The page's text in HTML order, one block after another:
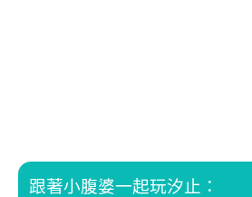
跟著小腹婆一起玩汐止：